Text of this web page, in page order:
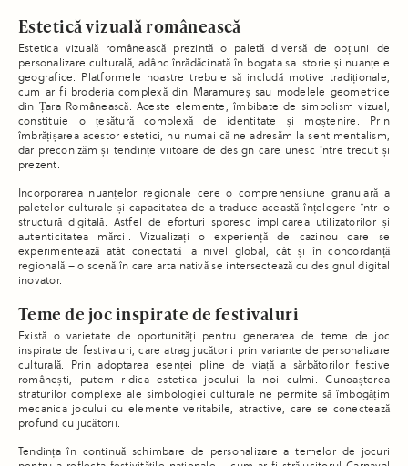
Estetică vizuală românească
Estetica vizuală românească prezintă o paletă diversă de opțiuni de
personalizare culturală, adânc înrădăcinată în bogata sa istorie și nuanțele
geografice. Platformele noastre trebuie să includă motive tradiționale,
cum ar fi broderia complexă din Maramureș sau modelele geometrice
din Țara Românească. Aceste elemente, îmbibate de simbolism vizual,
constituie o țesătură complexă de identitate și moștenire. Prin
îmbrățișarea acestor estetici, nu numai că ne adresăm la sentimentalism,
dar preconizăm și tendințe viitoare de design care unesc între trecut și
prezent.
Incorporarea nuanțelor regionale cere o comprehensiune granulară a
paletelor culturale și capacitatea de a traduce această înțelegere într-o
structură digitală. Astfel de eforturi sporesc implicarea utilizatorilor și
autenticitatea mărcii. Vizualizați o experiență de cazinou care se
experimentează atât conectată la nivel global, cât și în concordanță
regională – o scenă în care arta nativă se intersectează cu designul digital
inovator.
Teme de joc inspirate de festivaluri
Există o varietate de oportunități pentru generarea de teme de joc
inspirate de festivaluri, care atrag jucătorii prin variante de personalizare
culturală. Prin adoptarea esenței pline de viață a sărbătorilor festive
românești, putem ridica estetica jocului la noi culmi. Cunoașterea
straturilor complexe ale simbologiei culturale ne permite să îmbogățim
mecanica jocului cu elemente veritabile, atractive, care se conectează
profund cu jucătorii.
Tendința în continuă schimbare de personalizare a temelor de jocuri